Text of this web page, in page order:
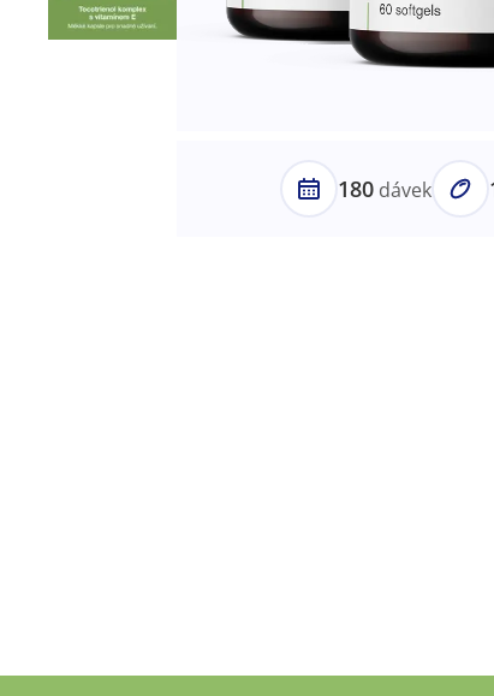
180 dávek